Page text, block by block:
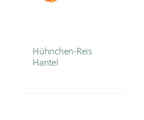
Hühnchen-Reis
Hantel